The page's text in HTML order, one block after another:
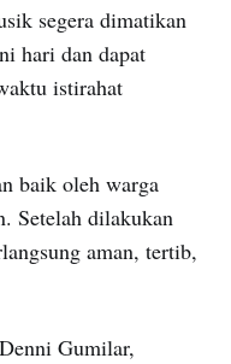
segera dimatikan
hari dan dapat
istirahat
baik oleh warga
Setelah dilakukan
aman, tertib,
Gumilar,